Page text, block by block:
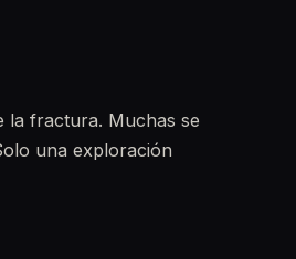
la fractura. Muchas se
una exploración